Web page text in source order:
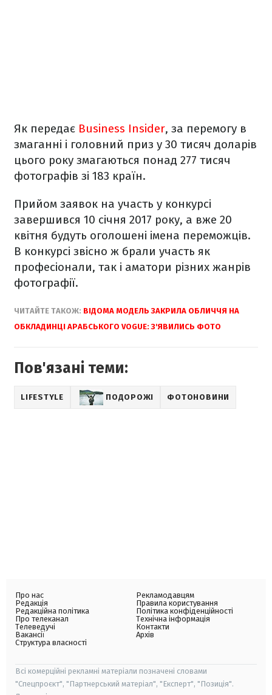
Як передає Business Insider, за перемогу в
змаганні і головний приз у 30 тисяч доларів
цього року змагаються понад 277 тисяч
фотографів зі 183 країн.
Прийом заявок на участь у конкурсі
завершився 10 січня 2017 року, а вже 20
квітня будуть оголошені імена переможців.
В конкурсі звісно ж брали участь як
професіонали, так і аматори різних жанрів
фотографії.
ЧИТАЙТЕ ТАКОЖ: ВІДОМА МОДЕЛЬ ЗАКРИЛА ОБЛИЧЧЯ НА
ОБКЛАДИНЦІ АРАБСЬКОГО VOGUE: З'ЯВИЛИСЬ ФОТО
Пов'язані теми:
LIFESTYLE ПОДОРОЖІ ФОТОНОВИНИ
Про нас
Редакція
Редакційна політика
Про телеканал
Телеведучі
Вакансії
Структура власності
Рекламодавцям
Правила користування
Політика конфіденційності
Технічна інформація
Контакти
Архів
Всі комерційні рекламні матеріали позначені словами
"Спецпроєкт", "Партнерський матеріал", "Експерт", "Позиція".